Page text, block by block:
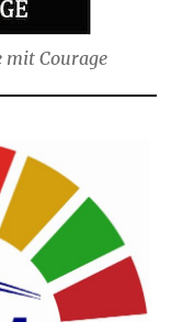
mit Courage